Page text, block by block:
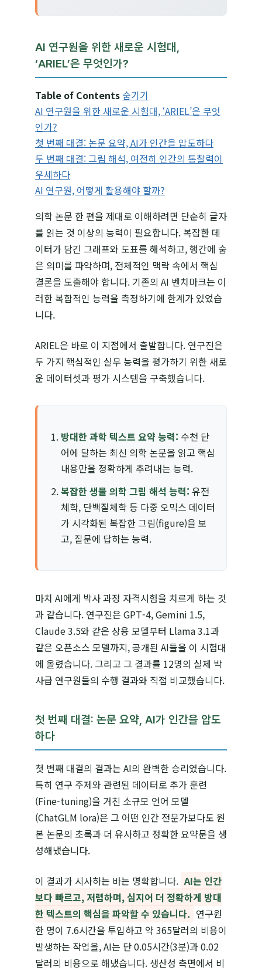
AI 연구원을 위한 새로운 시험대,
‘ARIEL’은 무엇인가?
Table of Contents 숨기기
AI 연구원을 위한 새로운 시험대, ‘ARIEL’은 무엇
인가?
첫 번째 대결: 논문 요약, AI가 인간을 압도하다
두 번째 대결: 그림 해석, 여전히 인간의 통찰력이
우세하다
AI 연구원, 어떻게 활용해야 할까?
의학 논문 한 편을 제대로 이해하려면 단순히 글자
를 읽는 것 이상의 능력이 필요합니다. 복잡한 데
이터가 담긴 그래프와 도표를 해석하고, 행간에 숨
은 의미를 파악하며, 전체적인 맥락 속에서 핵심
결론을 도출해야 합니다. 기존의 AI 벤치마크는 이
러한 복합적인 능력을 측정하기에 한계가 있었습
니다.
ARIEL은 바로 이 지점에서 출발합니다. 연구진은
두 가지 핵심적인 실무 능력을 평가하기 위한 새로
운 데이터셋과 평가 시스템을 구축했습니다.
방대한 과학 텍스트 요약 능력: 수천 단
어에 달하는 최신 의학 논문을 읽고 핵심
내용만을 정확하게 추려내는 능력.
복잡한 생물 의학 그림 해석 능력: 유전
체학, 단백질체학 등 다중 오믹스 데이터
가 시각화된 복잡한 그림(figure)을 보
고, 질문에 답하는 능력.
마치 AI에게 박사 과정 자격시험을 치르게 하는 것
과 같습니다. 연구진은 GPT-4, Gemini 1.5,
Claude 3.5와 같은 상용 모델부터 Llama 3.1과
같은 오픈소스 모델까지, 공개된 AI들을 이 시험대
에 올렸습니다. 그리고 그 결과를 12명의 실제 박
사급 연구원들의 수행 결과와 직접 비교했습니다.
첫 번째 대결: 논문 요약, AI가 인간을 압도
하다
첫 번째 대결의 결과는 AI의 완벽한 승리였습니다.
특히 연구 주제와 관련된 데이터로 추가 훈련
(Fine-tuning)을 거친 소규모 언어 모델
(ChatGLM lora)은 그 어떤 인간 전문가보다도 원
본 논문의 초록과 더 유사하고 정확한 요약문을 생
성해냈습니다.
이 결과가 시사하는 바는 명확합니다. AI는 인간
보다 빠르고, 저렴하며, 심지어 더 정확하게 방대
한 텍스트의 핵심을 파악할 수 있습니다. 연구원
한 명이 7.6시간을 투입하고 약 365달러의 비용이
발생하는 작업을, AI는 단 0.05시간(3분)과 0.02
달러의 비용으로 해냈습니다. 생산성 측면에서 비